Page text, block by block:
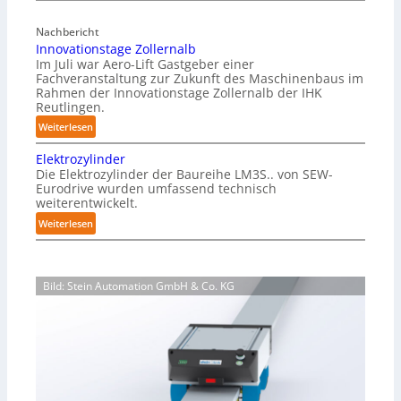
e
i
e
u
n
d
k
o
r
r
o
s
i
n
s
g
a
z
n
-
B
e
l
a
d
n
ü
Nachbericht
Innovationstage Zollernalb
Im Juli war Aero-Lift Gastgeber einer
Fachveranstaltung zur Zukunft des Maschinenbaus im
Rahmen der Innovationstage Zollernalb der IHK
Reutlingen.
Weiterlesen:
I
n
n
o
v
a
t
o
n
Elektrozylinder
Die Elektrozylinder der Baureihe LM3S.. von SEW-
Eurodrive wurden umfassend technisch
weiterentwickelt.
Weiterlesen:
E
k
Bild: Stein Automation GmbH & Co. KG